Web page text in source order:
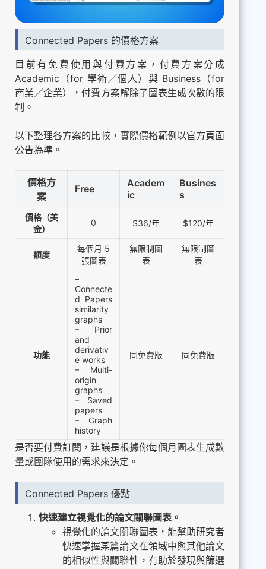
Connected Papers 的價格方案
目前有免費使用與付費方案，付費方案分成
Academic（for 學術／個人）與 Business（for
商業／企業），付費方案解除了圖表生成次數的限
制。
以下整理各方案的比較，實際價格範例以官方頁面
公告為準。
價格方
案
Free
Academ
ic
Busines
s
價格（美
金）
0 $36/年 $120/年
額度
每個月 5
張圖表
無限制圖
表
無限制圖
表
功能
–
Connecte
d Papers
similarity
graphs
– Prior
and
derivativ
e works
– Multi-
origin
graphs
– Saved
papers
– Graph
history
同免費版 同免費版
是否要付費訂閱，建議是根據你每個月圖表生成數
量或團隊使用的需求來決定。
Connected Papers 優點
快速建立視覺化的論文關聯圖表。
視覺化的論文關聯圖表，能幫助研究者
快速掌握某篇論文在領域中與其他論文
的相似性與關聯性，有助於發現與篩選